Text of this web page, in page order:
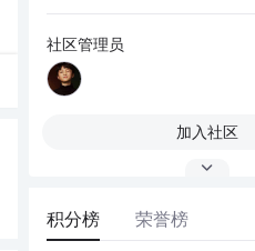
社区管理员
加入社区
积分榜 荣誉榜